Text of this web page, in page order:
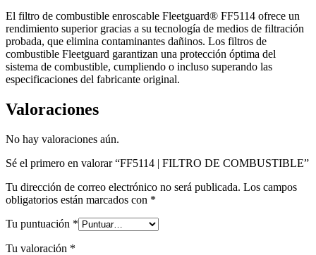
El filtro de combustible enroscable Fleetguard® FF5114 ofrece un
rendimiento superior gracias a su tecnología de medios de filtración
probada, que elimina contaminantes dañinos. Los filtros de
combustible Fleetguard garantizan una protección óptima del
sistema de combustible, cumpliendo o incluso superando las
especificaciones del fabricante original.
Valoraciones
No hay valoraciones aún.
Sé el primero en valorar “FF5114 | FILTRO DE COMBUSTIBLE”
Tu dirección de correo electrónico no será publicada. Los campos
obligatorios están marcados con *
Tu puntuación *
Tu valoración *